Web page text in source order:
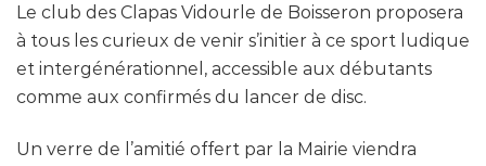
Le club des Clapas Vidourle de Boisseron proposera
à tous les curieux de venir s’initier à ce sport ludique
et intergénérationnel, accessible aux débutants
comme aux confirmés du lancer de disc.
Un verre de l’amitié offert par la Mairie viendra